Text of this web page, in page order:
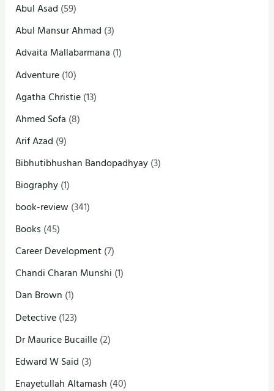
Abul Asad (59)
Abul Mansur Ahmad (3)
Advaita Mallabarmana (1)
Adventure(10)
Agatha Christie(13)
Ahmed Sofa (8)
Arif Azad (9)
Bibhutibhushan Bandopadhyay(3)
Biography(1)
book-review(341)
Books (45)
Career Development(7)
Chandi Charan Munshi (1)
Dan Brown (1)
Detective(123)
Dr Maurice Bucaille(2)
Edward W Said (3)
Enayetullah Altamash (40)